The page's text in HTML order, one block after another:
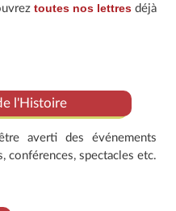
toutes nos lettresdéjà
l'Histoire
averti des événements
spectacles etc.